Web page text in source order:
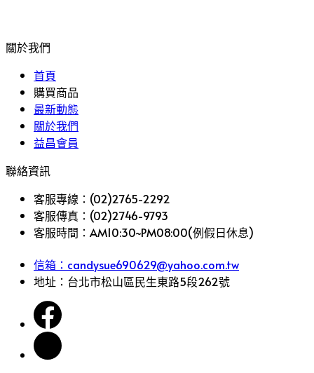
關於我們
首頁
購買商品
最新動態
關於我們
益昌會員
聯絡資訊
客服專線：(02)2765-2292
客服傳真：(02)2746-9793
客服時間：AM10:30~PM08:00(例假日休息)
信箱：candysue690629@yahoo.com.tw
地址：台北市松山區民生東路5段262號